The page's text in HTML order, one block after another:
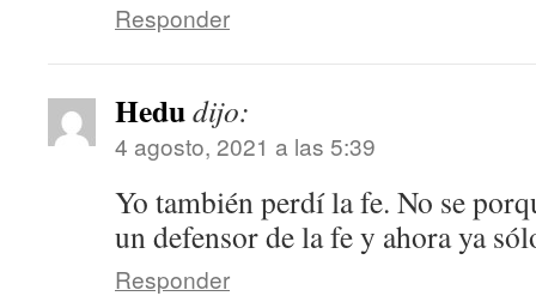
Responder
Hedudijo:
4 agosto, 2021 a las 5:39
Yo también perdí la fe. No se
un defensor de la fe y ahora ya
Responder